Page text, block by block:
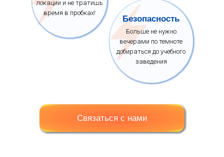
локации и не тратишь
время в пробках!
Больше не нужно
вечерами по темноте
добираться до учебного
заведения
Безопасность
Связаться с нами